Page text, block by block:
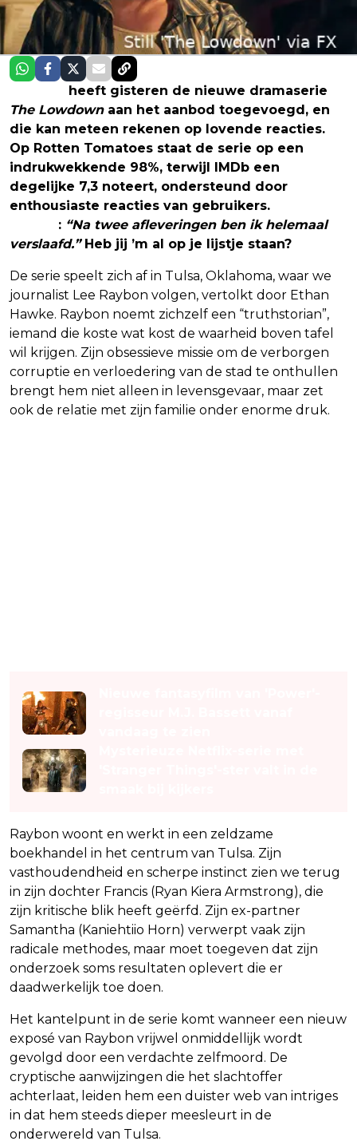
heeft gisteren de nieuwe dramaserie
The Lowdownaan het aanbod toegevoegd, en
die kan meteen rekenen op lovende reacties.
Op Rotten Tomatoes staat de serie op een
indrukwekkende 98%, terwijl IMDb een
degelijke 7,3 noteert, ondersteund door
enthousiaste reacties van gebruikers.
: “Na twee afleveringen ben ik helemaal
verslaafd.”Heb jij ’m al op je lijstje staan?
De serie speelt zich af in Tulsa, Oklahoma, waar we
journalist Lee Raybon volgen, vertolkt door Ethan
Hawke. Raybon noemt zichzelf een “truthstorian”,
iemand die koste wat kost de waarheid boven tafel
wil krijgen. Zijn obsessieve missie om de verborgen
corruptie en verloedering van de stad te onthullen
brengt hem niet alleen in levensgevaar, maar zet
ook de relatie met zijn familie onder enorme druk.
Raybon woont en werkt in een zeldzame
boekhandel in het centrum van Tulsa. Zijn
vasthoudendheid en scherpe instinct zien we terug
in zijn dochter Francis (Ryan Kiera Armstrong), die
zijn kritische blik heeft geërfd. Zijn ex-partner
Samantha (Kaniehtiio Horn) verwerpt vaak zijn
radicale methodes, maar moet toegeven dat zijn
onderzoek soms resultaten oplevert die er
daadwerkelijk toe doen.
Het kantelpunt in de serie komt wanneer een nieuw
exposé van Raybon vrijwel onmiddellijk wordt
gevolgd door een verdachte zelfmoord. De
cryptische aanwijzingen die het slachtoffer
achterlaat, leiden hem een duister web van intriges
in dat hem steeds dieper meesleurt in de
onderwereld van Tulsa.